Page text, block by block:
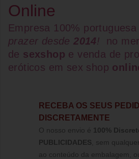
Online
Empresa 100% portuguesa
prazer desde2014!
no
de sexshop e venda de
eróticos em sex shop
RECEBA OS SEUS
DISCRETAMENTE
O nosso envio é 100%
PUBLICIDADES , sem
ao conteúdo da embalagem,